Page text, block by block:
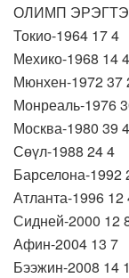
ОЛИМП
Токио-1964 17 4
Мехико-1968 14 4
Мюнхен-1972 37
Монреаль-1976
Москва-1980 39 4
Сөүл-1988 24 4
Барселона-1992
Атланта-1996 12
Сидней-2000 12
Афин-2004 13 7
Бээжин-2008 14